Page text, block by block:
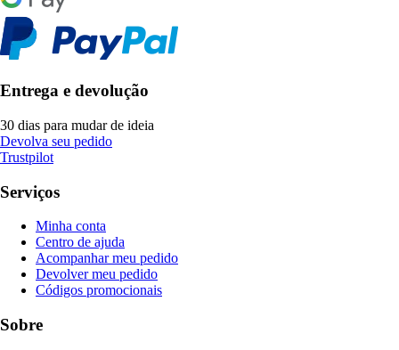
Entrega e devolução
30 dias para mudar de ideia
Devolva seu pedido
Trustpilot
Serviços
Minha conta
Centro de ajuda
Acompanhar meu pedido
Devolver meu pedido
Códigos promocionais
Sobre